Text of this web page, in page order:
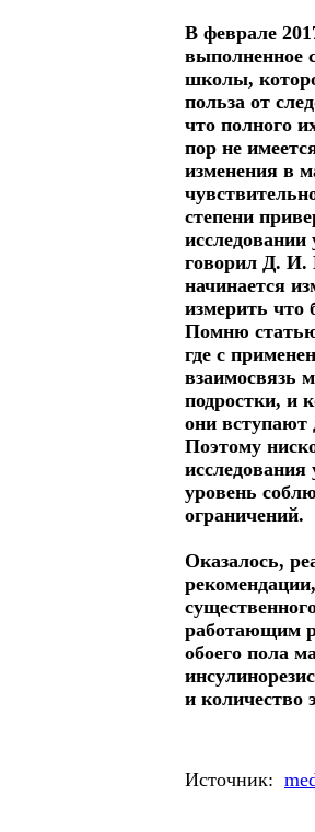
В феврале
выполненное
школы,
польза от
что полного
пор не
изменения в
степени
говорил Д. И.
начинается
измерить
Помню статью
где с
взаимосвязь
подростки, и
они вступают
Поэтому
исследования
уровень
ограничений.
Оказалось,
работающим
обоего пола
и количество
Источник: